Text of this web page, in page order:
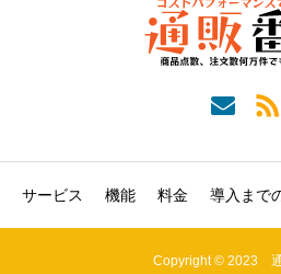
サービス 機能 料金 導入まで
Copyright © 2023